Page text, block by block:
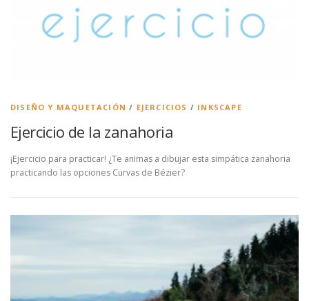
DISEÑO Y MAQUETACIÓN / EJERCICIOS / INKSCAPE
Ejercicio de la zanahoria
¡Ejercicio para practicar! ¿Te animas a dibujar esta simpática zanahoria
practicando las opciones Curvas de Bézier?